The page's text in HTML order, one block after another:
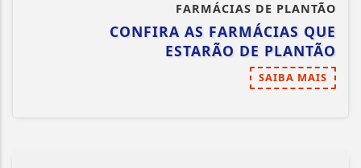
FARMÁCIAS DE PLANTÃO
CONFIRA AS FARMÁCIAS QUE
ESTARÃO DE PLANTÃO
SAIBA MAIS